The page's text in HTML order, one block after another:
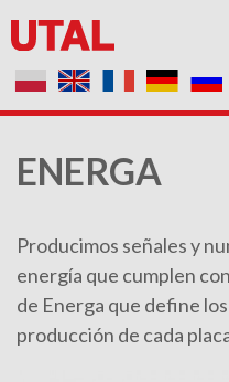
ENERGA
Producimos señales y
energía que cumplen
de Energa que define
producción de cada